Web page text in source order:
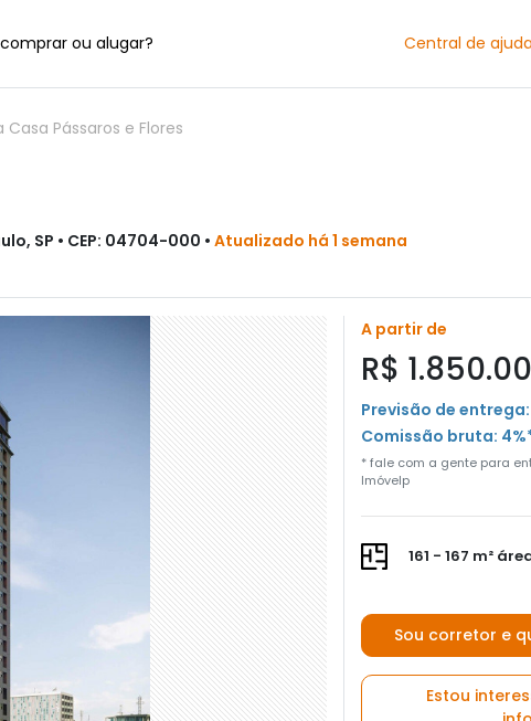
ou alugar? Central de ajuda
Casa Pássaros e Flores
SP • CEP: 04704-000 •Atualizado há 1 semana
A partir de
R$
Previsão de
Comissão bruta:
* fale com a gente para
Imóvelp
161 - 167 m²
Sou corretor e
Estou